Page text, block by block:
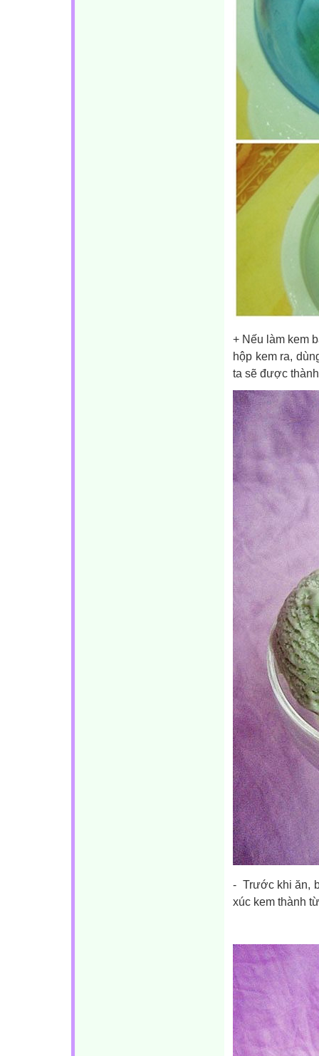
+ Nếu làm kem
hộp kem ra,
ta sẽ được
- Trước khi ăn,
xúc kem thành